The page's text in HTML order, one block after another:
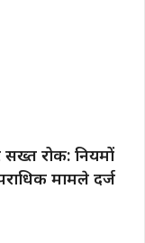
रोक: नियमों
मामले दर्ज